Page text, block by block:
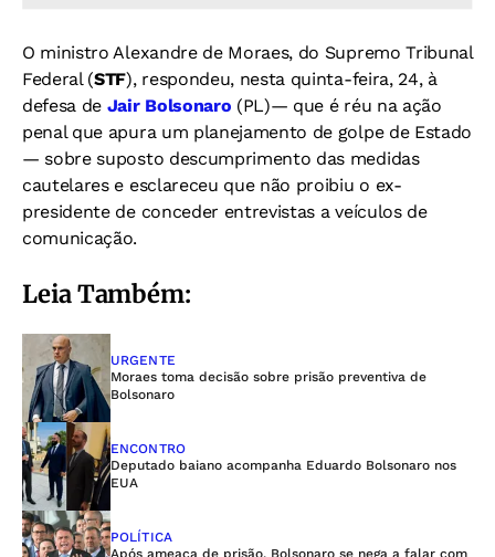
O ministro Alexandre de Moraes, do Supremo Tribunal
Federal (STF), respondeu, nesta quinta-feira, 24, à
defesa de Jair Bolsonaro (PL)— que é réu na ação
penal que apura um planejamento de golpe de Estado
— sobre suposto descumprimento das medidas
cautelares e esclareceu que não proibiu o ex-
presidente de conceder entrevistas a veículos de
comunicação.
Leia Também:
URGENTE
Moraes toma decisão sobre prisão preventiva de
Bolsonaro
ENCONTRO
Deputado baiano acompanha Eduardo Bolsonaro nos
EUA
POLÍTICA